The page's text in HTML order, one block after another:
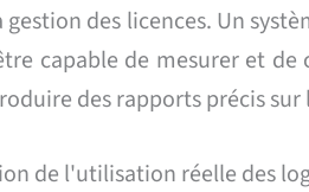
des licences. Un
capable de mesurer et
des rapports précis
de l'utilisation réelle des